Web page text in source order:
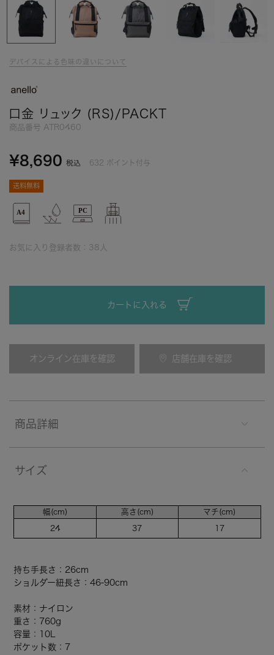
デバイスによる色味の違いについて
口金 リュック (RS)/PACKT
商品番号 ATR0460
¥8,690 税込 632 ポイント付与
送料無料
お気に入り登録者数： 38 人
カートに入れる
オンライン在庫を確認 店舗在庫を確認
商品詳細
サイズ
幅(cm)
24
高さ(cm)
37
マチ(cm)
17
持ち手長さ：26cm
ショルダー紐長さ：46-90cm
素材：ナイロン
重さ：760g
容量：10L
ポケット数：7